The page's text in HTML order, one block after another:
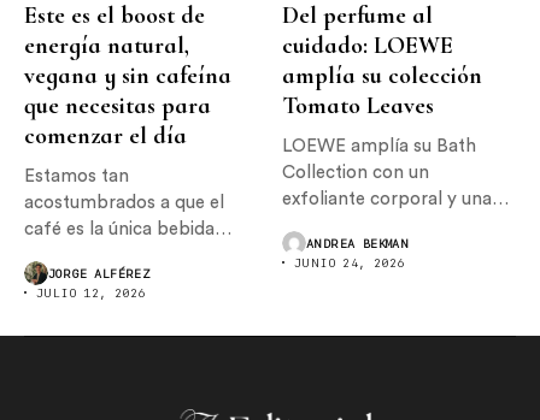
Este es el boost de
energía natural,
vegana y sin cafeína
que necesitas para
comenzar el día
Estamos tan
acostumbrados a que el
café es la única bebida
JORGE ALFÉREZ
JULIO 12, 2026
Del perfume al
cuidado: LOEWE
amplía su colección
Tomato Leaves
LOEWE amplía su Bath
Collection con un
exfoliante corporal y una
ANDREA BEKMAN
JUNIO 24, 2026